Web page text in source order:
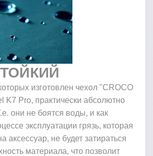
изготовлен чехол "CROCO
K7 Pro, практически абсолютно
они не боятся воды, и как
эксплуатации грязь, которая
аксессуар, не будет затираться
материала, что позволит